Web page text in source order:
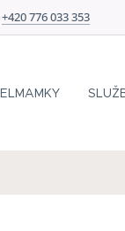
+420 776 033 353